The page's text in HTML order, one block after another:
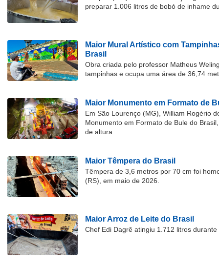
preparar 1.006 litros de bobó de inhame
Maior Mural Artístico com
Brasil
Obra criada pelo professor Matheus
tampinhas e ocupa uma área de 36,74
Maior Monumento em Formato de
Em São Lourenço (MG), William Rogério
Monumento em Formato de Bule do
de altura
Maior Têmpera do Brasil
Têmpera de 3,6 metros por 70 cm foi
(RS), em maio de 2026.
Maior Arroz de Leite do Brasil
Chef Edi Dagrê atingiu 1.712 litros